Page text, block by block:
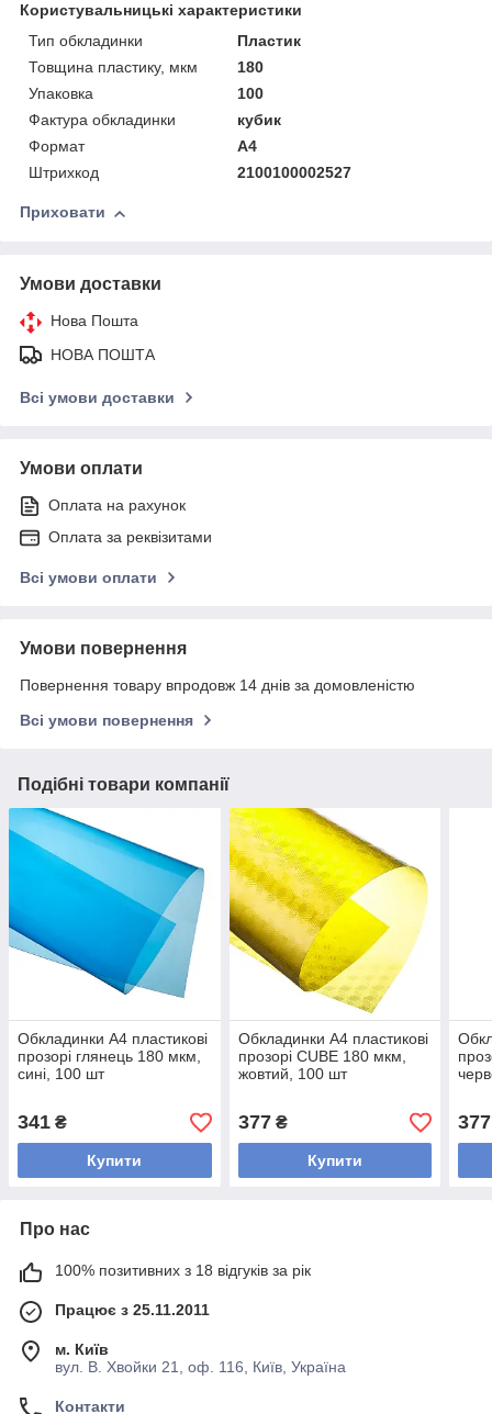
Користувальницькі характеристики
Тип обкладинки
Пластик
Товщина пластику, мкм
180
Упаковка
100
Фактура обкладинки
кубик
Формат
A4
Штрихкод
2100100002527
Приховати
Умови доставки
Нова Пошта
НОВА ПОШТА
Всі умови доставки
Умови оплати
Оплата на рахунок
Оплата за реквізитами
Всі умови оплати
Умови повернення
Повернення товару впродовж 14 днів за домовленістю
Всі умови повернення
Подібні товари компанії
Обкладинки А4 пластикові
прозорі глянець 180 мкм,
сині, 100 шт
341 ₴
Купити
Обкладинки А4 пластикові
прозорі CUBE 180 мкм,
жовтий, 100 шт
377₴
Купити
377
Про нас
100% позитивних з 18 відгуків за рік
Працює з 25.11.2011
м. Київ
вул. В. Хвойки 21, оф. 116, Київ, Україна
Контакти